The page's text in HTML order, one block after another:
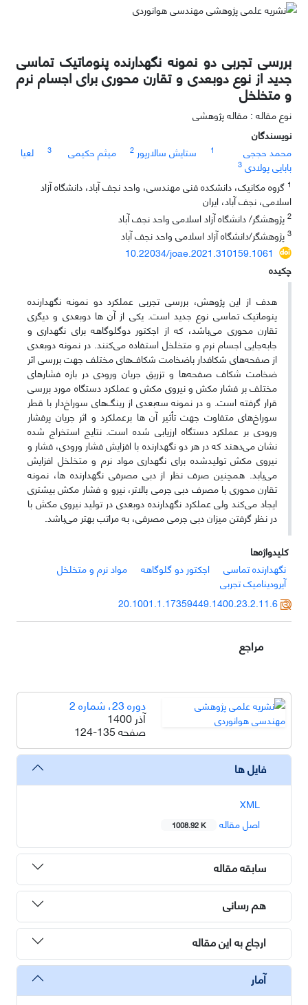
بررسی تجربی دو نمونه نگهدارنده پنوماتیک تماسی
جدید از نوع دوبعدی و تقارن محوری برای اجسام نرم
و متخلخل
نوع مقاله : مقاله پژوهشی
نویسندگان
محمد حججی
1 ستایش سالارپور 2 میثم حکیمی 3
لعیا
بابایی پولادی 3
1 گروه مکانیک، دانشکده فنی مهندسی، واحد نجف آباد، دانشگاه آزاد
اسلامی، نجف آباد، ایران
2 پژوهشگر/ دانشگاه آزاد اسلامی واحد نجف آباد
3 پژوهشگر/دانشگاه آزاد اسلامی واحد نجف آباد
10.22034/joae.2021.310159.1061
چکیده
هدف از این پژوهش، بررسی تجربی عملکرد دو نمونه نگهدارنده
پنوماتیک تماسی نوع جدید است. یکی از آن ها دوبعدی و دیگری
تقارن محوری می‌باشد، که از اجکتور دوگلوگاهه برای نگهداری و
جا‌به‌جایی اجسام نرم و متخلخل استفاده می‌کنند. در نمونه دوبعدی
از صفحه‌‌های شکافدار باضخامت شکاف‌های مختلف جهت بررسی اثر
ضخامت شکاف صفحه‌ها و تزریق جریان ورودی در بازه فشارهای
مختلف بر فشار مکش و نیروی مکش و عملکرد دستگاه مورد بررسی
قرار گرفته است. و در نمونه سه‌بعدی از رینگ‌های سوراخ‌دار با قطر
سوراخ‌های متفاوت جهت تأثیر آن ها برعملکرد و اثر جریان پرفشار
ورودی بر عملکرد دستگاه ارزیابی شده است. نتایج استخراج شده
نشان می‌دهند که در هر دو نگهدارنده با افزایش فشار ورودی، فشار و
نیروی مکش تولیدشده برای نگهداری مواد نرم و متخلخل افزایش
می‌یابد. همچنین صرف نظر از دبی مصرفی نگهدارنده ها، نمونه
تقارن محوری با مصرف دبی جرمی بالاتر، نیرو و فشار مکش بیشتری
ایجاد می‌کند ولی عملکرد نگهدارنده دوبعدی در تولید نیروی مکش با
در نظر گرفتن میزان دبی جرمی مصرفی، به مراتب بهتر می‌باشد.
کلیدواژه‌ها
نگهدارنده تماسی
اجکتور دو گلوگاهه
مواد نرم و متخلخل
آیرودینامیک تجربی
20.1001.1.17359449.1400.23.2.11.6
مراجع
دوره 23، شماره 2
آذر 1400
صفحه124-135
فایل ها
XML
اصل مقاله
1008.92 K
سابقه مقاله
هم رسانی
ارجاع به این مقاله
آمار